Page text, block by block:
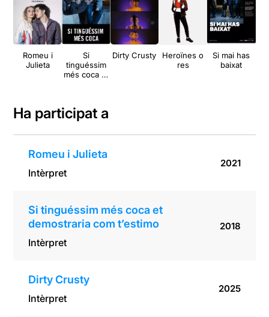
Romeu i
Julieta
Si
tinguéssim
més coca et
Dirty Crusty
Heroïnes o
res
Si mai has
baixat
Ha participat a
Romeu i Julieta
Intèrpret
2021
Si tinguéssim més coca et
demostraria com t’estimo
Intèrpret
2018
Dirty Crusty
Intèrpret
2025